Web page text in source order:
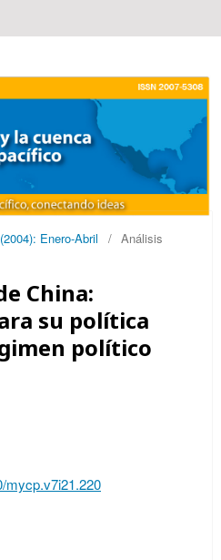
Enero-Abril / Análisis
China:
su política
político
mycp.v7i21.220